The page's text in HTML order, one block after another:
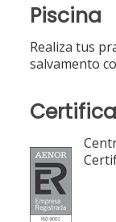
Piscina
Realiza tus
salvamento